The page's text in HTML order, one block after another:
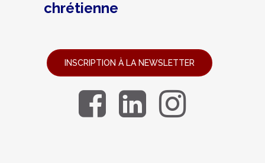
chrétienne
INSCRIPTION À LA NEWSLETTER